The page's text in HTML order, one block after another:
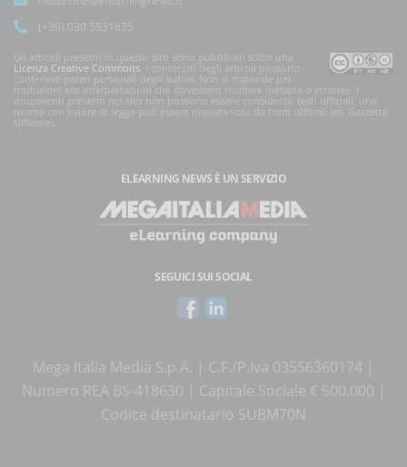
(+39) 030.5531835
Gli articoli presenti in questo sito sono pubblicati sotto una
Licenza Creative Commons. I contenuti degli articoli possono
contenere pareri personali degli autori. Non si risponde per
traduzioni e/o interpretazioni che dovessero risultare inesatte o erronee. I
documenti presenti nel sito non possono essere considerati testi ufficiali, una
norma con valore di legge può essere ricavata solo da fonti ufficiali (es. Gazzetta
Ufficiale).
ELEARNING NEWS È UN SERVIZIO
SEGUICI SUI SOCIAL
Mega Italia Media S.p.A. | C.F./P.Iva 03556360174 |
Numero REA BS-418630 | Capitale Sociale € 500.000 |
Codice destinatario SUBM70N